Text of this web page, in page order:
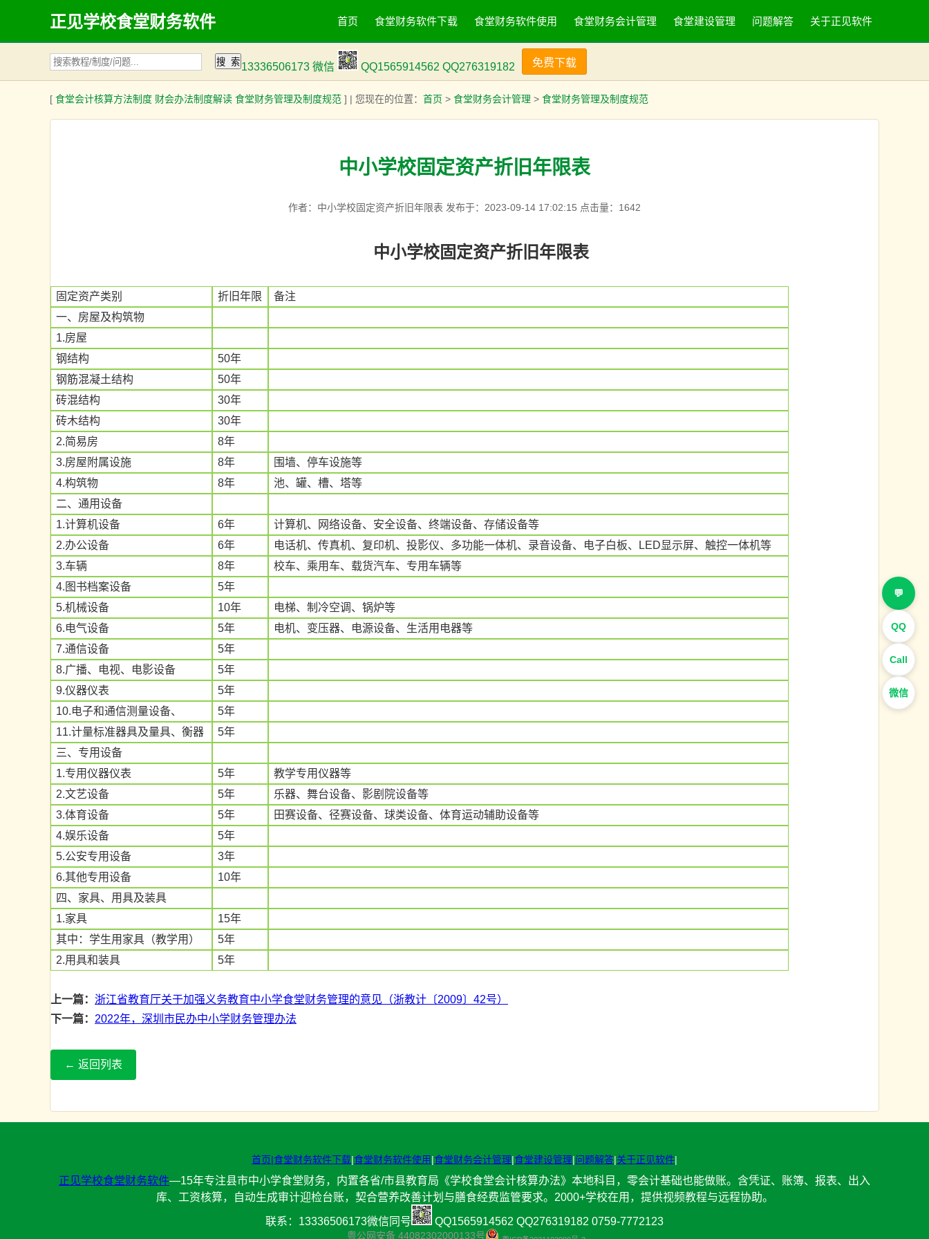
正见学校食堂财务软件 首页 食堂财务软件下载 食堂财务软件使用 食堂财务会计管理 食堂建设管理 问题解答 关于正见软件
13336506173 微信 QQ1565914562 QQ276319182 免费下载
[ 食堂会计核算方法制度 财会办法制度解读 食堂财务管理及制度规范 ] | 您现在的位置： 首页 > 食堂财务会计管理 > 食堂财务管理及制度规范
中小学校固定资产折旧年限表
作者：中小学校固定资产折旧年限表 发布于：2023-09-14 17:02:15 点击量： 1642
中小学校固定资产折旧年限表
固定资产类别 折旧年限
备注
一、房屋及构筑物
1.房屋
钢结构
50年
钢筋混凝土结构
50年
砖混结构
30年
砖木结构
30年
2.简易房
8年
3.房屋附属设施
8年
围墙、停车设施等
4.构筑物
8年
池、罐、槽、塔等
二、通用设备
1.计算机设备
6年
计算机、网络设备、安全设备、终端设备、存储设备等
2.办公设备
6年
电话机、传真机、复印机、投影仪、多功能一体机、录音设备、电子白板、LED显示屏、触控一体机等
3.车辆
8年
校车、乘用车、载货汽车、专用车辆等
4.图书档案设备
5年
5.机械设备
10年
电梯、制冷空调、锅炉等
6.电气设备
5年
电机、变压器、电源设备、生活用电器等
7.通信设备
5年
8.广播、电视、电影设备
5年
9.仪器仪表
5年
10.电子和通信测量设备、
5年
11.计量标准器具及量具、衡器
5年
三、专用设备
1.专用仪器仪表
5年
教学专用仪器等
2.文艺设备
5年
乐器、舞台设备、影剧院设备等
3.体育设备
5年
田赛设备、径赛设备、球类设备、体育运动辅助设备等
4.娱乐设备
5年
5.公安专用设备
3年
6.其他专用设备
10年
四、家具、用具及装具
1.家具
15年
其中：学生用家具（教学用）
5年
2.用具和装具
5年
上一篇： 浙江省教育厅关于加强义务教育中小学食堂财务管理的意见（浙教计〔2009〕42号）
下一篇： 2022年，深圳市民办中小学财务管理办法
← 返回列表
首页|食堂财务软件下载|食堂财务软件使用|食堂财务会计管理|食堂建设管理|问题解答|关于正见软件|
正见学校食堂财务软件—15年专注县市中小学食堂财务，内置各省/市县教育局《学校食堂会计核算办法》本地科目，零会计基础也能做账。含凭证、账簿、报表、出入
库、工资核算，自动生成审计迎检台账，契合营养改善计划与膳食经费监管要求。2000+学校在用，提供视频教程与远程协助。
联系：13336506173微信同号 QQ1565914562 QQ276319182 0759-7772123
粤公网安备 44082302000133号
💬
QQ
Call
微信